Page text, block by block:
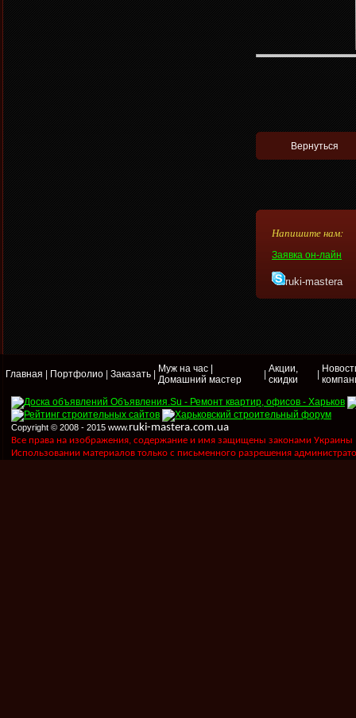
Напишите нам:
Заявка он-лайн
ruki-mastera
Главная Портфолио Заказать
Муж на час |
Домашний мастер
Акции,
скидки
Copyright © 2008 - 2015 www. ruki-mastera.com.ua
Все права на изображения, содержание и имя защищены законами
Использовании материалов только с письменного разрешения